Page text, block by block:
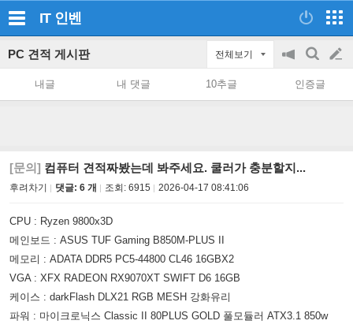
IT 인벤
PC 견적 게시판 전체보기
공
on/off
검
색
글
쓰
내글 내 댓글 10추글 인증글
[문의] 컴퓨터 견적짜봤는데 봐주세요. 쿨러가 충분할지...
후려차기 댓글: 6 개 조회: 6915 2026-04-17 08:41:06
CPU : Ryzen 9800x3D
메인보드 : ASUS TUF Gaming B850M-PLUS II
메모리 : ADATA DDR5 PC5-44800 CL46 16GBX2
VGA : XFX RADEON RX9070XT SWIFT D6 16GB
케이스 : darkFlash DLX21 RGB MESH 강화유리
파워 : 마이크로닉스 Classic II 80PLUS GOLD 풀모듈러 ATX3.1 850w